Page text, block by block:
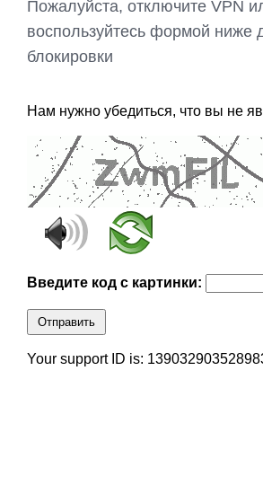
Пожалуйста, отключите VPN
воспользуйтесь формой ниже
блокировки
Нам нужно убедиться, что вы не
Введите код с картинки:
Отправить
Your support ID is: